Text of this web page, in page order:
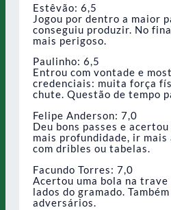
Estêvão: 6,5
Jogou por dentro a maior
conseguiu produzir. No
mais perigoso.
Paulinho: 6,5
Entrou com vontade e
credenciais: muita força
chute. Questão de tempo
Felipe Anderson: 7,0
Deu bons passes e
mais profundidade, ir mais
com dribles ou tabelas.
Facundo Torres: 7,0
Acertou uma bola na trave
lados do gramado.
adversários.